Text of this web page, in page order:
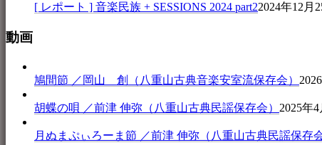
[ レポート ] 音楽民族 + SESSIONS 2024 part22024年12月
動画
鳩間節 ／岡山 創（八重山古典音楽安室流保存会）
胡蝶の唄 ／前津 伸弥（八重山古典民謡保存会） 2025年
月ぬまぷぃろーま節 ／前津 伸弥（八重山古典民謡保存会